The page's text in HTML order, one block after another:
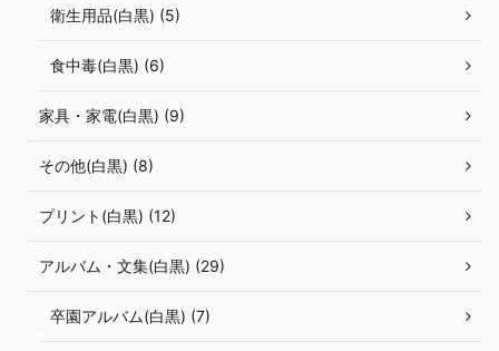
衛生用品(白黒) (5)
食中毒(白黒) (6)
家具・家電(白黒) (9)
その他(白黒) (8)
プリント(白黒) (12)
アルバム・文集(白黒) (29)
卒園アルバム(白黒) (7)